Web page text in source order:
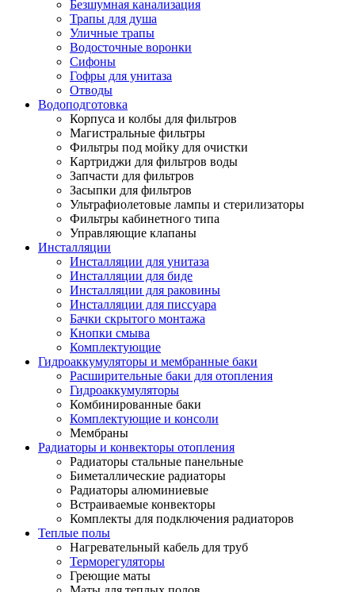
Безшумная канализация
Трапы для душа
Уличные трапы
Водосточные воронки
Сифоны
Гофры для унитаза
Отводы
Водоподготовка
Корпуса и колбы для фильтров
Магистральные фильтры
Фильтры под мойку для очистки
Картриджи для фильтров воды
Запчасти для фильтров
Засыпки для фильтров
Ультрафиолетовые лампы и стерилизаторы
Фильтры кабинетного типа
Управляющие клапаны
Инсталляции
Инсталляции для унитаза
Инсталляции для биде
Инсталляции для раковины
Инсталляции для писсуара
Бачки скрытого монтажа
Кнопки смыва
Комплектующие
Гидроаккумуляторы и мембранные баки
Расширительные баки для отопления
Гидроаккумуляторы
Комбинированные баки
Комплектующие и консоли
Мембраны
Радиаторы и конвекторы отопления
Радиаторы стальные панельные
Биметаллические радиаторы
Радиаторы алюминиевые
Встраиваемые конвекторы
Комплекты для подключения радиаторов
Теплые полы
Нагревательный кабель для труб
Терморегуляторы
Греющие маты